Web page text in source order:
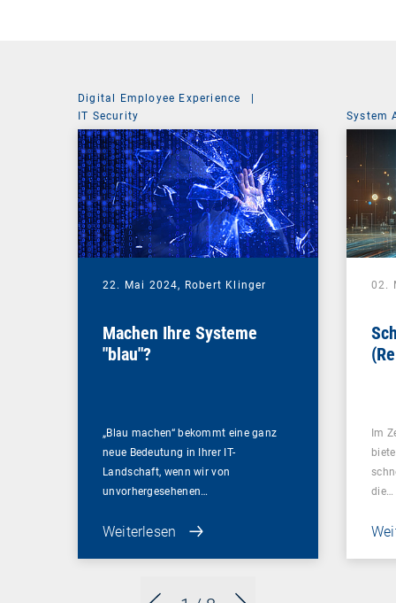
Digital Employee Experience
|
IT Security
22. Mai 2024, Robert Klinger
Machen Ihre Systeme
"blau"?
„Blau machen“ bekommt eine ganz
neue Bedeutung in Ihrer IT-
Landschaft, wenn wir von
unvorhergesehenen…
Weiterlesen
System
02.
Im
die…